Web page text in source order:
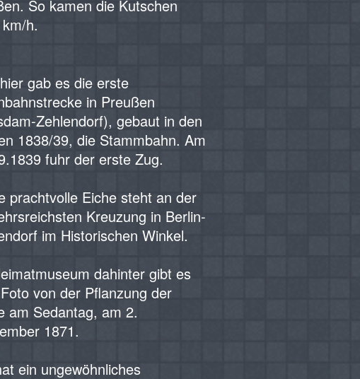
So kamen die Kutschen
h.
gab es die erste
in Preußen
Zehlendorf), gebaut in den
1838/39, die Stammbahn. Am
fuhr der erste Zug.
prachtvolle Eiche steht an der
Kreuzung in Berlin-
im Historischen Winkel.
dahinter gibt es
von der Pflanzung der
am Sedantag, am 2.
1871.
ein ungewöhnliches